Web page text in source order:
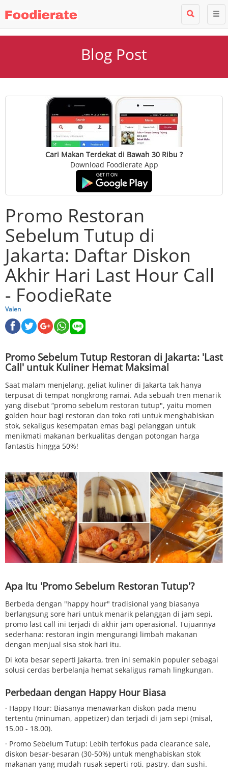
Blog Post
Cari Makan Terdekat di Bawah 30 Ribu ?
Download Foodierate App
Promo Restoran
Sebelum Tutup di
Jakarta: Daftar Diskon
Akhir Hari Last Hour Call
- FoodieRate
Valen
Promo Sebelum Tutup Restoran di Jakarta: 'Last
Call' untuk Kuliner Hemat Maksimal
Saat malam menjelang, geliat kuliner di Jakarta tak hanya
terpusat di tempat nongkrong ramai. Ada sebuah tren menarik
yang disebut “promo sebelum restoran tutup", yaitu momen
golden hour bagi restoran dan toko roti untuk menghabiskan
stok, sekaligus kesempatan emas bagi pelanggan untuk
menikmati makanan berkualitas dengan potongan harga
fantastis hingga 50%!
Apa Itu 'Promo Sebelum Restoran Tutup'?
Berbeda dengan "happy hour" tradisional yang biasanya
berlangsung sore hari untuk menarik pelanggan di jam sepi,
promo last call ini terjadi di akhir jam operasional. Tujuannya
sederhana: restoran ingin mengurangi limbah makanan
dengan menjual sisa stok hari itu.
Di kota besar seperti Jakarta, tren ini semakin populer sebagai
solusi cerdas berbelanja hemat sekaligus ramah lingkungan.
Perbedaan dengan Happy Hour Biasa
· Happy Hour: Biasanya menawarkan diskon pada menu
tertentu (minuman, appetizer) dan terjadi di jam sepi (misal,
15.00 - 18.00).
· Promo Sebelum Tutup: Lebih terfokus pada clearance sale,
diskon besar-besaran (30-50%) untuk menghabiskan stok
makanan yang mudah rusak seperti roti, pastry, dan sushi.